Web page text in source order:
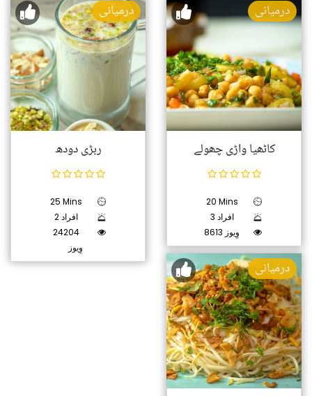
درمیانی
ربڑی دودھ
25 Mins
2 افراد
24204
وِیوز
درمیانی
کاٹھیا واڑی چھولے
20 Mins
3 افراد
8613 وِیوز
درمیانی